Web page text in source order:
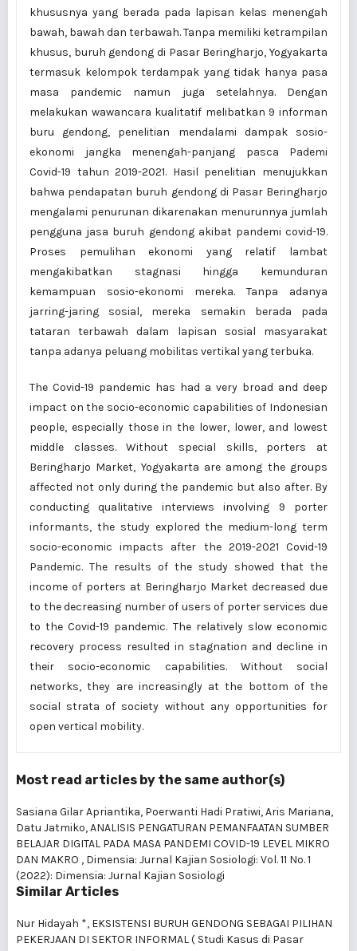
khususnya yang berada pada lapisan kelas menengah
bawah, bawah dan terbawah. Tanpa memiliki ketrampilan
khusus, buruh gendong di Pasar Beringharjo, Yogyakarta
termasuk kelompok terdampak yang tidak hanya pasa
masa pandemic namun juga setelahnya. Dengan
melakukan wawancara kualitatif melibatkan 9 informan
buru gendong, penelitian mendalami dampak sosio-
ekonomi jangka menengah-panjang pasca Pademi
Covid-19 tahun 2019-2021. Hasil penelitian menujukkan
bahwa pendapatan buruh gendong di Pasar Beringharjo
mengalami penurunan dikarenakan menurunnya jumlah
pengguna jasa buruh gendong akibat pandemi covid-19.
Proses pemulihan ekonomi yang relatif lambat
mengakibatkan stagnasi hingga kemunduran
kemampuan sosio-ekonomi mereka. Tanpa adanya
jarring-jaring sosial, mereka semakin berada pada
tataran terbawah dalam lapisan sosial masyarakat
tanpa adanya peluang mobilitas vertikal yang terbuka.
The Covid-19 pandemic has had a very broad and deep
impact on the socio-economic capabilities of Indonesian
people, especially those in the lower, lower, and lowest
middle classes. Without special skills, porters at
Beringharjo Market, Yogyakarta are among the groups
affected not only during the pandemic but also after. By
conducting qualitative interviews involving 9 porter
informants, the study explored the medium-long term
socio-economic impacts after the 2019-2021 Covid-19
Pandemic. The results of the study showed that the
income of porters at Beringharjo Market decreased due
to the decreasing number of users of porter services due
to the Covid-19 pandemic. The relatively slow economic
recovery process resulted in stagnation and decline in
their socio-economic capabilities. Without social
networks, they are increasingly at the bottom of the
social strata of society without any opportunities for
open vertical mobility.
Most read articles by the same author(s)
Sasiana Gilar Apriantika, Poerwanti Hadi Pratiwi, Aris Mariana,
Datu Jatmiko,ANALISIS PENGATURAN PEMANFAATAN SUMBER
BELAJAR DIGITAL PADA MASA PANDEMI COVID-19 LEVEL MIKRO
DAN MAKRO , Dimensia: Jurnal Kajian Sosiologi: Vol. 11 No. 1
(2022): Dimensia: Jurnal Kajian Sosiologi
Similar Articles
Nur Hidayah *, EKSISTENSI BURUH GENDONG SEBAGAI PILIHAN
PEKERJAAN DI SEKTOR INFORMAL ( Studi Kasus di Pasar